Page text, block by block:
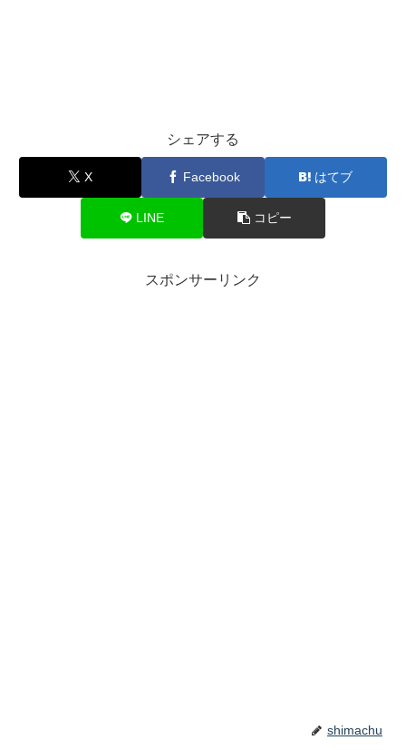
シェアする
X Facebook はてブ
LINE コピー
スポンサーリンク
shimachu